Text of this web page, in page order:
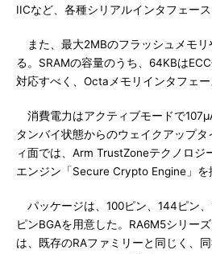
IICなど、各種シリアルインタフェース
また、最大2MBのフラッシュメモリ
る。SRAMの容量のうち、64KBは
対応すべく、Octaメモリインタフェー
消費電力はアクティブモードで
タンバイ状態からのウェイクアップ
ィ面では、Arm TrustZoneテクノロジ
エンジン「Secure Crypto Engine」を
パッケージは、100ピン、144ピン
ピンBGAを用意した。RA6M5シリー
は、既存のRAファミリーと同じく、